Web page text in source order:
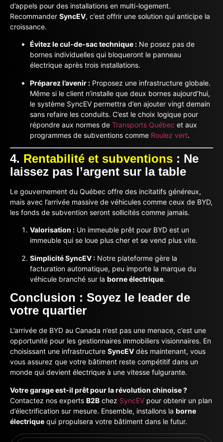
d’appels pour des installations en multi-logement.
Recommander SyncEV, c’est offrir une solution qui anticipe la
croissance.
Évitez le cul-de-sac technique : Ne posez pas de
bornes individuelles qui bloqueront le panneau
électrique après trois installations.
Préparez l’avenir : Proposez une infrastructure globale.
Même si le client n’installe que deux bornes aujourd’hui,
le système SyncEV permettra d’en ajouter vingt demain
sans refaire les conduits. C’est le choix logique pour
répondre aux normes de Transports Québec et aux
programmes de subventions comme Roulez vert.
4. Rentabilité et subventions : Ne
laissez pas l’argent sur la table
Le gouvernement du Québec offre des incitatifs généreux,
mais avec l’arrivée massive de véhicules comme ceux de BYD,
les fonds de subvention seront sollicités comme jamais.
Valorisation : Un immeuble prêt pour BYD est un
immeuble qui se loue plus cher et se vend plus vite.
Simplicité SyncEV : Notre plateforme gère la
facturation automatique, peu importe la marque du
véhicule branché sur la borne électrique.
Conclusion : Soyez le leader de
votre quartier
L’arrivée de BYD au Canada n’est pas une menace, c’est une
opportunité pour les gestionnaires immobiliers visionnaires. En
choisissant une infrastructure SyncEV dès maintenant, vous
vous assurez que votre bâtiment reste compétitif dans un
monde qui devient électrique à une vitesse fulgurante.
Votre garage est-il prêt pour la révolution chinoise ?
Contactez nos experts B2B chez SyncEV pour obtenir un plan
d’électrification sur mesure. Ensemble, installons la borne
électrique qui propulsera votre bâtiment dans le futur.